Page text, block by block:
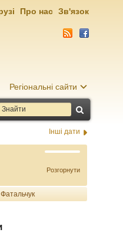
Регіональні сайти
Про нас Зв'язок
Інші дати
Розгорнути